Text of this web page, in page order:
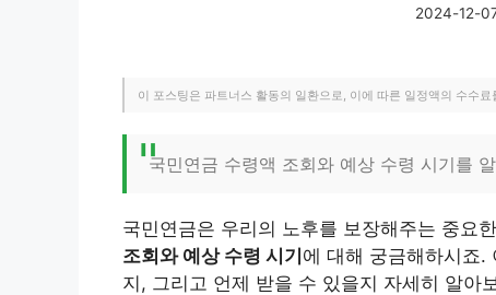
2024-12-
이 포스팅은 파트너스 활동의 일환으로, 이에 따른 일정액의 수수료
국민연금 수령액 조회와 예상 수령 시기를
국민연금은 우리의 노후를 보장해주는 중요
조회와 예상 수령 시기 에 대해 궁금해하시죠.
지, 그리고 언제 받을 수 있을지 자세히 알아